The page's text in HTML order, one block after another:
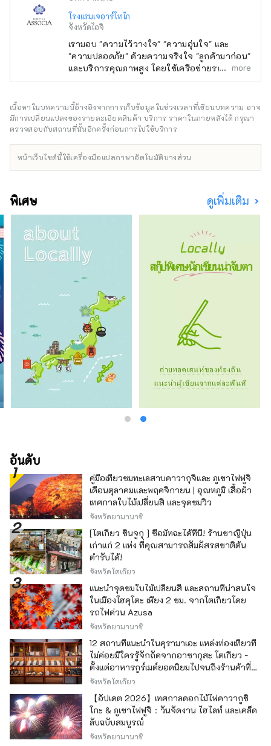
โรงแรมเจอาร์โทไก
จังหวัดไอจิ
เรามอบ "ความไว้วางใจ" "ความอุ่นใจ" และ
"ความปลอดภัย" ด้วยความจริงใจ "ลูกค้ามาก่อน"
และบริการคุณภาพสูง โดยใช้เครือข่ายรถไฟที่
สนับสนุนญี่ปุ่นอย่างเต็มที่ เรายินดีต้อนรับลูกค้า
ที่ดีที่สุดและการต้อนรับที่ดีที่สุดเพื่อตอบสนองทุก
ความต้องการของคุณ
more
เนื้อหาในบทความนี้อ้างอิงจากการเก็บข้อมูลในช่วงเวลาที่เขียนบทความ อาจ
มีการเปลี่ยนแปลงของรายละเอียดสินค้า บริการ ราคาในภายหลังได้ กรุณา
ตรวจสอบกับสถานที่นั้นอีกครั้งก่อนการไปใช้บริการ
หน้าเว็บไซต์นี้ใช้เครื่องมือแปลภาษาอัตโนมัติบางส่วน
พิเศษ ดูเพิ่มเติม
อันดับ
คู่มือเที่ยวชมทะเลสาบคาวากุจิและ ภูเขาไฟฟูจิ
เดือนตุลาคมและพฤศจิกายน | อุณหภูมิ เสื้อผ้า
เทศกาลใบไม้เปลี่ยนสี และจุดชมวิว
จังหวัดยามานาชิ
[โตเกียว ชินจูกุ ] ซื้อมัทฉะได้ที่นี่! ร้านชาญี่ปุ่น
เก่าแก่ 2 แห่ง ที่คุณสามารถสัมผัสรสชาติต้น
ตำรับได้!
จังหวัดโตเกียว
แนะนำจุดชมใบไม้เปลี่ยนสี และสถานที่น่าสนใจ
ในเมืองโฮคุโตะ เพียง 2 ชม. จากโตเกียวโดย
รถไฟด่วน Azusa
จังหวัดยามานาชิ
12 สถานที่แนะนำในคุรามาเอะ แหล่งท่องเที่ยวที่
ไม่ค่อยมีใครรู้จักถัดจากอาซากุสะ โตเกียว -
ตั้งแต่อาหารกูร์เมต์ยอดนิยมไปจนถึงร้านค้าที่มี
เอกลักษณ์ -
จังหวัดโตเกียว
【อัปเดต 2026】เทศกาลดอกไม้ไฟคาวากูชิ
โกะ & ภูเขาไฟฟูจิ：วันจัดงาน ไฮไลท์ และเคล็ด
ลับฉบับสมบูรณ์
จังหวัดยามานาชิ